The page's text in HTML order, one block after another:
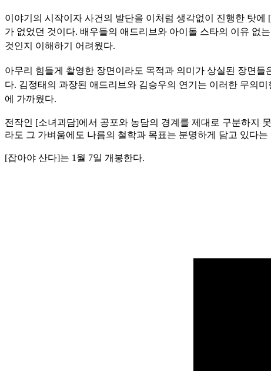
이야기의 시작이자 사건의 발단을 이처럼 생각없이 진행한 탓
가 없었던 것이다. 배우들의 애드리브와 아이돌 스타의 이유 없
것인지 이해하기 어려웠다.
아무리 힘들게 촬영한 장면이라도 목적과 의미가 상실된 장면들
다. 김정태의 과장된 애드리브와 김승우의 연기는 이러한 무의
에 가까웠다.
전작인 [소녀괴담]에서 공포와 농담의 경계를 제대로 구분하지
라도 그 가벼움에도 나름의 철학과 목표는 분명하게 담고 있다
[잡아야 산다]는 1월 7일 개봉한다.